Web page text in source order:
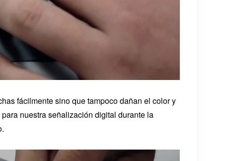
fácilmente sino que tampoco dañan el color y
nuestra señalización digital durante la